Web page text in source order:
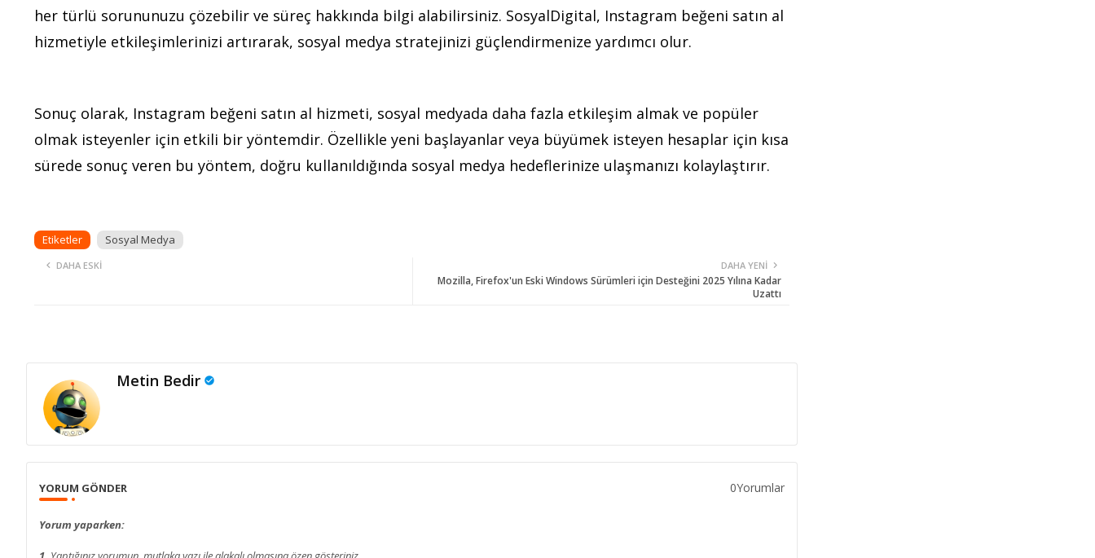
her türlü sorununuzu çözebilir ve süreç hakkında bilgi alabilirsiniz. SosyalDigital, Instagram beğeni satın al
hizmetiyle etkileşimlerinizi artırarak, sosyal medya stratejinizi güçlendirmenize yardımcı olur.
Sonuç olarak, Instagram beğeni satın al hizmeti, sosyal medyada daha fazla etkileşim almak ve popüler
olmak isteyenler için etkili bir yöntemdir. Özellikle yeni başlayanlar veya büyümek isteyen hesaplar için kısa
sürede sonuç veren bu yöntem, doğru kullanıldığında sosyal medya hedeflerinize ulaşmanızı kolaylaştırır.
Etiketler Sosyal Medya
DAHA YENI
Mozilla, Firefox'un Eski Windows Sürümleri için Desteğini 2025 Yılına Kadar
Uzattı
DAHA ESKI
Metin Bedir
YORUM GÖNDER 0Yorumlar
Yorum yaparken: